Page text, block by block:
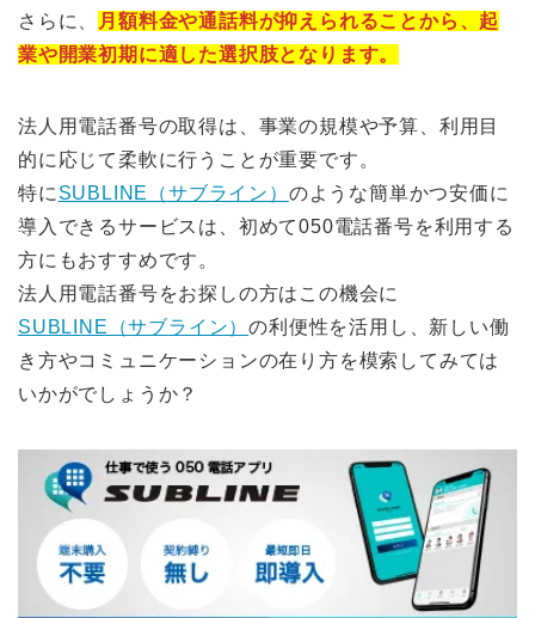
さらに、
月額料金や通話料が抑えられることから、起
業や開業初期に適した選択肢となります。
法人用電話番号の取得は、事業の規模や予算、利用目
的に応じて柔軟に行うことが重要です。
特に SUBLINE（サブライン） のような簡単かつ安価に
導入できるサービスは、初めて050電話番号を利用する
方にもおすすめです。
法人用電話番号をお探しの方はこの機会に
SUBLINE（サブライン）の利便性を活用し、新しい働
き方やコミュニケーションの在り方を模索してみては
いかがでしょうか？